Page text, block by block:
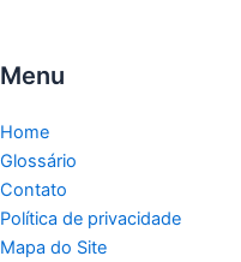
Menu
Home
Glossário
Contato
Política de privacidade
Mapa do Site